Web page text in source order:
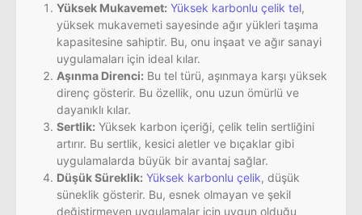
Yüksek Mukavemet: Yüksek karbonlu çelik tel,
yüksek mukavemeti sayesinde ağır yükleri taşıma
kapasitesine sahiptir. Bu, onu inşaat ve ağır sanayi
uygulamaları için ideal kılar.
Aşınma Direnci: Bu tel türü, aşınmaya karşı yüksek
direnç gösterir. Bu özellik, onu uzun ömürlü ve
dayanıklı kılar.
Sertlik: Yüksek karbon içeriği, çelik telin sertliğini
artırır. Bu sertlik, kesici aletler ve bıçaklar gibi
uygulamalarda büyük bir avantaj sağlar.
Düşük Süreklik: Yüksek karbonlu çelik, düşük
süneklik gösterir. Bu, esnek olmayan ve şekil
değiştirmeyen uygulamalar için uygun olduğu